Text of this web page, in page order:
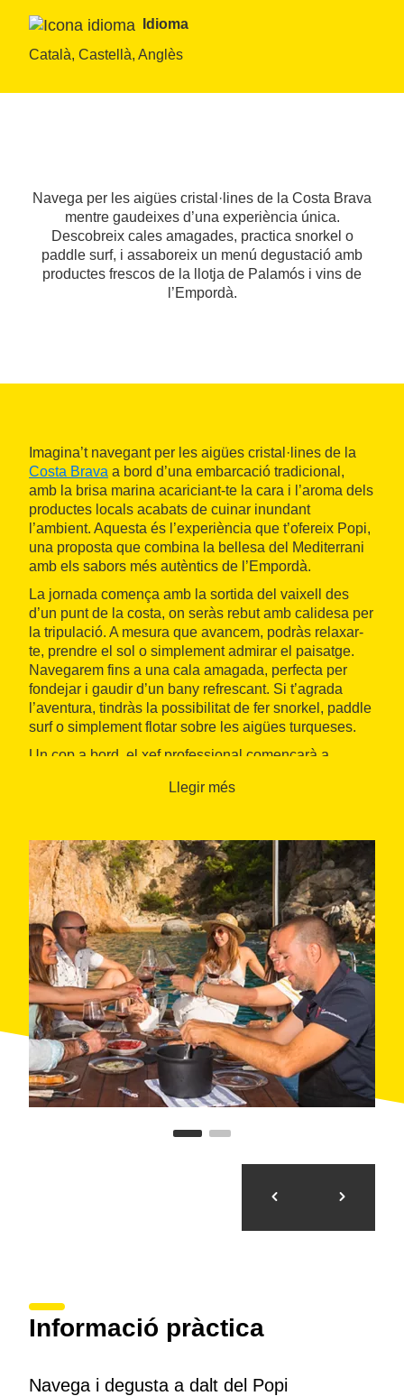
Idioma
Català, Castellà, Anglès
Navega per les aigües cristal·lines de la Costa Brava
mentre gaudeixes d’una experiència única.
Descobreix cales amagades, practica snorkel o
paddle surf, i assaboreix un menú degustació amb
productes frescos de la llotja de Palamós i vins de
l’Empordà.
Imagina’t navegant per les aigües cristal·lines de la
Costa Brava a bord d’una embarcació tradicional,
amb la brisa marina acariciant-te la cara i l’aroma dels
productes locals acabats de cuinar inundant
l’ambient. Aquesta és l’experiència que t’ofereix Popi,
una proposta que combina la bellesa del Mediterrani
amb els sabors més autèntics de l’Empordà.
La jornada comença amb la sortida del vaixell des
d’un punt de la costa, on seràs rebut amb calidesa per
la tripulació. A mesura que avancem, podràs relaxar-
te, prendre el sol o simplement admirar el paisatge.
Navegarem fins a una cala amagada, perfecta per
fondejar i gaudir d’un bany refrescant. Si t’agrada
l’aventura, tindràs la possibilitat de fer snorkel, paddle
surf o simplement flotar sobre les aigües turqueses.
Un cop a bord, el xef professional començarà a
de la Costa Brava. Els ingredients? Productes frescos
està pensat per sorprendre’t i satisfer els teus sentits.
Tens diverses opcions per gaudir d’aquesta activitat.
Pots començar el dia amb un esmorzar mentre
contemples la sortida del sol, navegar a mig matí i
gaudir d’un dinar després d’un bany o optar per un
sopar a la posta de sol, acabant amb una immersió
sota la llum de la lluna.
Popi és més que una experiència gastronòmica; és
una manera de connectar amb el territori, el mar i la
seva cultura. Una vivència perfecta per fer sol, en
parella o amb amics, que et deixarà records
inesborrables i un trosset del Mediterrani al cor.
Llegir més
Informació pràctica
Navega i degusta a dalt del Popi